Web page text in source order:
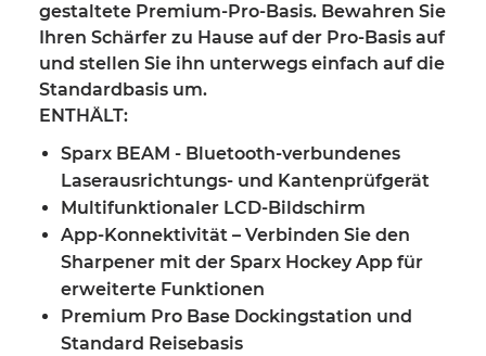
gestaltete Premium-Pro-Basis. Bewahren Sie
Ihren Schärfer zu Hause auf der Pro-Basis auf
und stellen Sie ihn unterwegs einfach auf die
Standardbasis um.
ENTHÄLT:
Sparx BEAM - Bluetooth-verbundenes
Laserausrichtungs- und Kantenprüfgerät
Multifunktionaler LCD-Bildschirm
App-Konnektivität – Verbinden Sie den
Sharpener mit der Sparx Hockey App für
erweiterte Funktionen
Premium Pro Base Dockingstation und
Standard Reisebasis